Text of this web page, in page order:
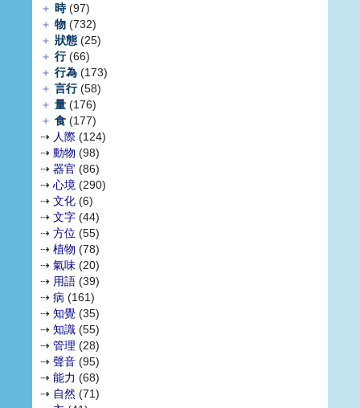
＋ 時(97)
＋ 物 (732)
＋ 狀態 (25)
＋ 行(66)
＋ 行為 (173)
＋ 言行(58)
＋ 量 (176)
＋ 食 (177)
⇢ 人際 (124)
⇢ 動物 (98)
⇢ 器官 (86)
⇢ 心境 (290)
⇢ 文化 (6)
⇢ 文字 (44)
⇢ 方位 (55)
⇢ 植物 (78)
⇢ 氣味 (20)
⇢ 用語 (39)
⇢ 病 (161)
⇢ 知覺 (35)
⇢ 知識 (55)
⇢ 管理 (28)
⇢ 聲音 (95)
⇢ 能力 (68)
⇢ 自然 (71)